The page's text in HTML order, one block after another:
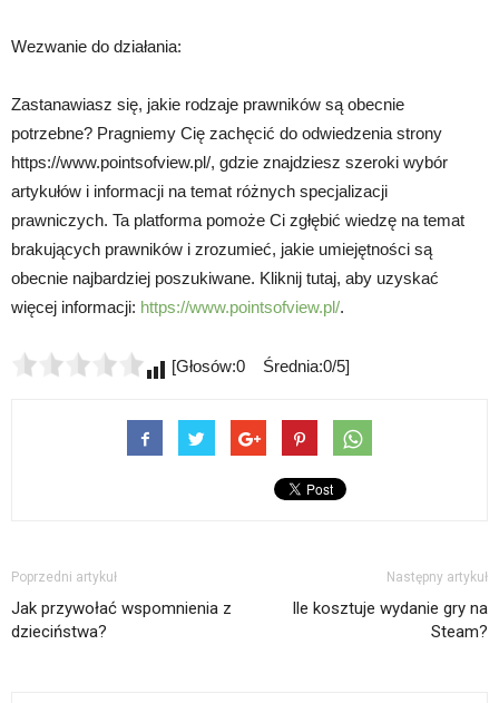
Wezwanie do działania:
Zastanawiasz się, jakie rodzaje prawników są obecnie
potrzebne? Pragniemy Cię zachęcić do odwiedzenia strony
https://www.pointsofview.pl/, gdzie znajdziesz szeroki wybór
artykułów i informacji na temat różnych specjalizacji
prawniczych. Ta platforma pomoże Ci zgłębić wiedzę na temat
brakujących prawników i zrozumieć, jakie umiejętności są
obecnie najbardziej poszukiwane. Kliknij tutaj, aby uzyskać
więcej informacji: https://www.pointsofview.pl/.
[Głosów:0 Średnia:0/5]
Poprzedni artykuł
Jak przywołać wspomnienia z
dzieciństwa?
Następny artykuł
Ile kosztuje wydanie gry na
Steam?